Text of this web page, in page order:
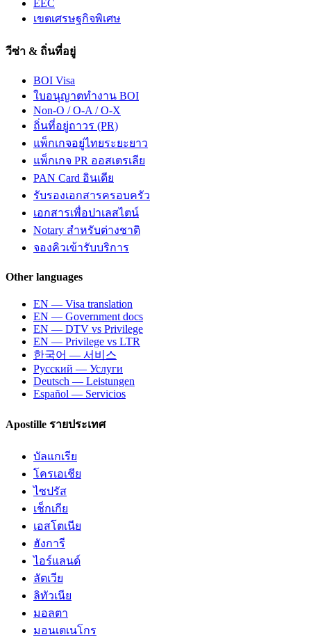
EEC
เขตเศรษฐกิจพิเศษ
วีซ่า & ถิ่นที่อยู่
BOI Visa
ใบอนุญาตทำงาน BOI
Non-O / O-A / O-X
ถิ่นที่อยู่ถาวร (PR)
แพ็กเกจอยู่ไทยระยะยาว
แพ็กเกจ PR ออสเตรเลีย
PAN Card อินเดีย
รับรองเอกสารครอบครัว
เอกสารเพื่อปาเลสไตน์
Notary สำหรับต่างชาติ
จองคิวเข้ารับบริการ
Other languages
EN — Visa translation
EN — Government docs
EN — DTV vs Privilege
EN — Privilege vs LTR
한국어 — 서비스
Русский — Услуги
Deutsch — Leistungen
Español — Servicios
Apostille รายประเทศ
บัลแกเรีย
โครเอเชีย
ไซปรัส
เช็กเกีย
เอสโตเนีย
ฮังการี
ไอร์แลนด์
ลัตเวีย
ลิทัวเนีย
มอลตา
มอนเตเนโกร